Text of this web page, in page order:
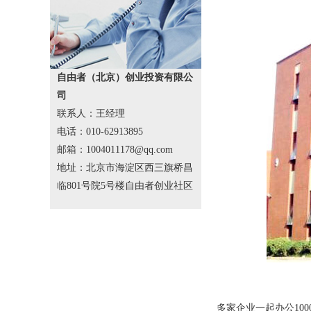
自由者（北京）创业投资有限公
司
联系人：王经理
电话：010-62913895
邮箱：1004011178@qq.com
地址：北京市海淀区西三旗桥昌
临801号院5号楼自由者创业社区
多家企业一起办公